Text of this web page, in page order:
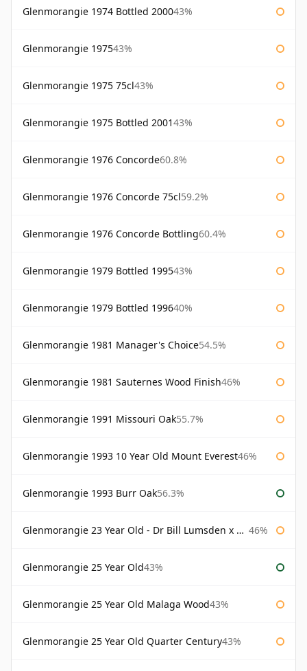
Glenmorangie 1974 Bottled 200043%
Glenmorangie 197543%
Glenmorangie 1975 75cl43%
Glenmorangie 1975 Bottled 200143%
Glenmorangie 1976 Concorde60.8%
Glenmorangie 1976 Concorde 75cl59.2%
Glenmorangie 1976 Concorde Bottling60.4%
Glenmorangie 1979 Bottled 199543%
Glenmorangie 1979 Bottled 199640%
Glenmorangie 1981 Manager's Choice54.5%
Glenmorangie 1981 Sauternes Wood Finish46%
Glenmorangie 1991 Missouri Oak55.7%
Glenmorangie 1993 10 Year Old Mount Everest46%
Glenmorangie 1993 Burr Oak56.3%
Glenmorangie 23 Year Old - Dr Bill Lumsden x Azuma Makoto 46%
Glenmorangie 25 Year Old43%
Glenmorangie 25 Year Old Malaga Wood43%
Glenmorangie 25 Year Old Quarter Century43%